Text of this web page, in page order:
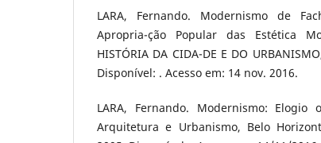
LARA, Fernando. Modernismo de
Apropria-ção Popular das Estética
HISTÓRIA DA CIDA-DE E DO
Disponível: . Acesso em: 14 nov. 2016.
LARA, Fernando. Modernismo:
Arquitetura e Urbanismo, Belo